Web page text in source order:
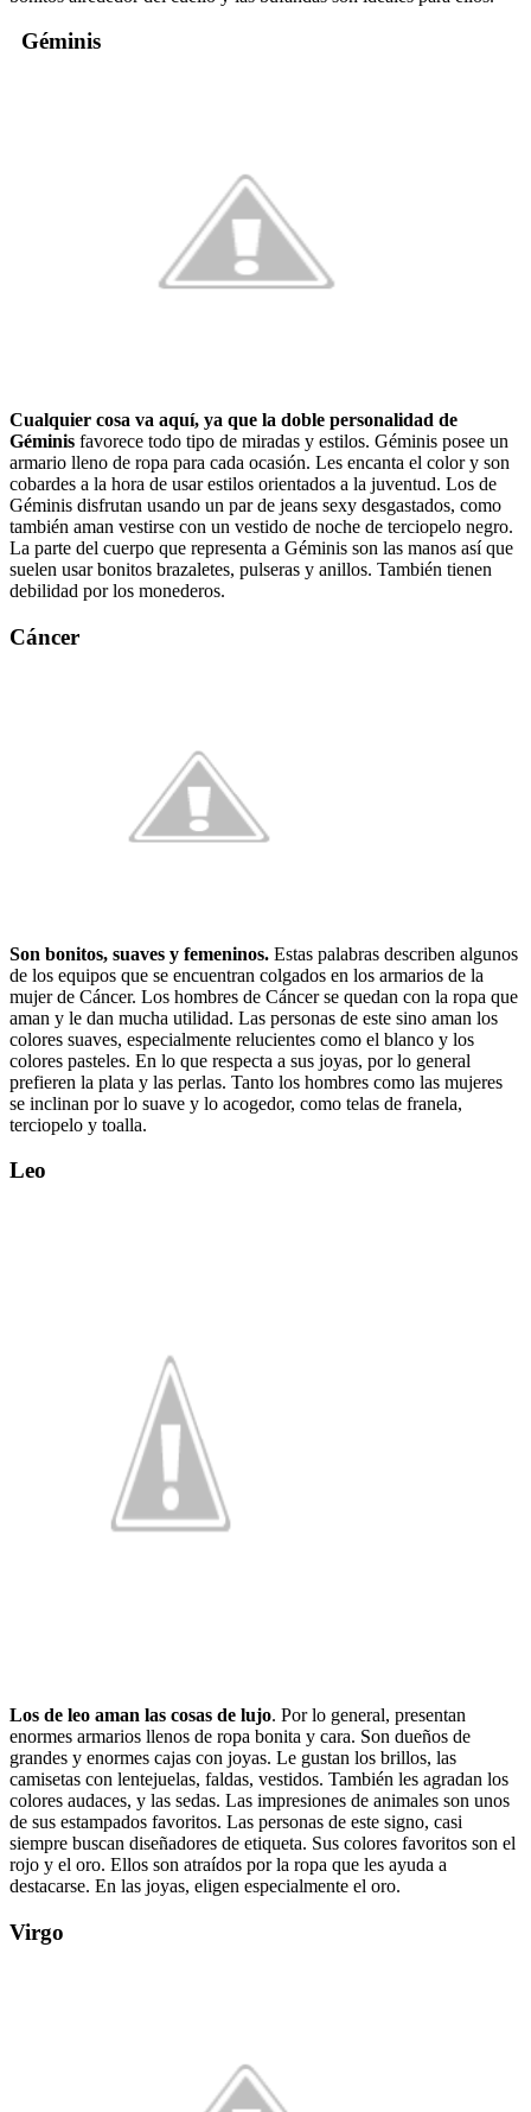
Géminis
Cualquier cosa va aquí, ya que la doble personalidad de
Géminis favorece todo tipo de miradas y estilos. Géminis posee un
armario lleno de ropa para cada ocasión. Les encanta el color y son
cobardes a la hora de usar estilos orientados a la juventud. Los de
Géminis disfrutan usando un par de jeans sexy desgastados, como
también aman vestirse con un vestido de noche de terciopelo negro.
La parte del cuerpo que representa a Géminis son las manos así que
suelen usar bonitos brazaletes, pulseras y anillos. También tienen
debilidad por los monederos.
Cáncer
Son bonitos, suaves y femeninos. Estas palabras describen algunos
de los equipos que se encuentran colgados en los armarios de la
mujer de Cáncer. Los hombres de Cáncer se quedan con la ropa que
aman y le dan mucha utilidad. Las personas de este sino aman los
colores suaves, especialmente relucientes como el blanco y los
colores pasteles. En lo que respecta a sus joyas, por lo general
prefieren la plata y las perlas. Tanto los hombres como las mujeres
se inclinan por lo suave y lo acogedor, como telas de franela,
terciopelo y toalla.
Leo
Los de leo aman las cosas de lujo. Por lo general, presentan
enormes armarios llenos de ropa bonita y cara. Son dueños de
grandes y enormes cajas con joyas. Le gustan los brillos, las
camisetas con lentejuelas, faldas, vestidos. También les agradan los
colores audaces, y las sedas. Las impresiones de animales son unos
de sus estampados favoritos. Las personas de este signo, casi
siempre buscan diseñadores de etiqueta. Sus colores favoritos son el
rojo y el oro. Ellos son atraídos por la ropa que les ayuda a
destacarse. En las joyas, eligen especialmente el oro.
Virgo